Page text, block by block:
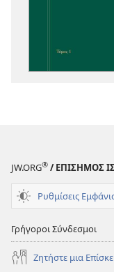
JW.ORG® / ΕΠΙΣΗΜΟΣ
Ρυθμίσεις
Γρήγοροι Σύνδεσμοι
Ζητήστε μια